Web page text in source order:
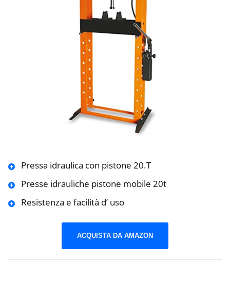
Pressa idraulica con pistone 20.T
Presse idrauliche pistone mobile 20t
Resistenza e facilità d’ uso
ACQUISTA DA AMAZON